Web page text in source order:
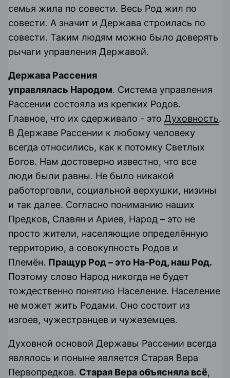
семья жила по совести. Весь Род жил по
совести. А значит и Держава строилась по
совести. Таким людям можно было доверять
рычаги управления Державой.
Держава Рассения
управлялась Народом. Система управления
Рассении состояла из крепких Родов.
Главное, что их сдерживало - это Духовность.
В Державе Рассении к любому человеку
всегда относились, как к потомку Светлых
Богов. Нам достоверно известно, что все
люди были равны. Не было никакой
работорговли, социальной верхушки, низины
и так далее. Согласно пониманию наших
Предков, Славян и Ариев, Народ – это не
просто жители, населяющие определённую
территорию, а совокупность Родов и
Племён. Пращур Род – это На-Род, наш Род.
Поэтому слово Народ никогда не будет
тождественно понятию Население. Население
не может жить Родами. Оно состоит из
изгоев, чужестранцев и чужеземцев.
Духовной основой Державы Рассении всегда
являлось и поныне является Старая Вера
Первопредков. Старая Вера объясняла всё,